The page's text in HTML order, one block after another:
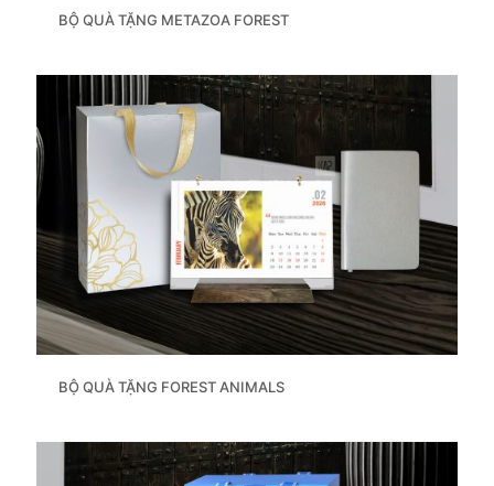
BỘ QUÀ TẶNG METAZOA FOREST
BỘ QUÀ TẶNG FOREST ANIMALS